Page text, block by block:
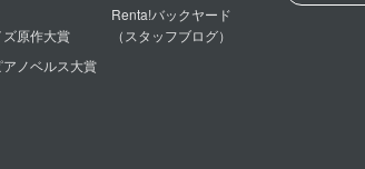
原作大賞
ノベルス大賞
Renta!バックヤード
（スタッフブログ）